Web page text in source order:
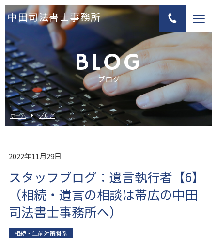
中田司法書士事務所
BLOG
ブログ
ホーム ブログ
2022年11月29日
スタッフブログ：遺言執行者【6】
（相続・遺言の相談は帯広の中田
司法書士事務所へ）
相続・生前対策関係